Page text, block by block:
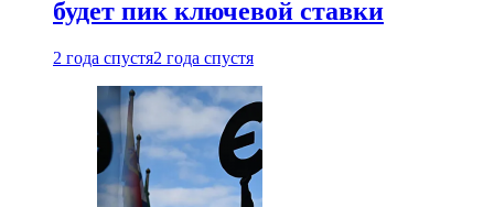
будет пик ключевой ставки
2 года спустя2 года спустя